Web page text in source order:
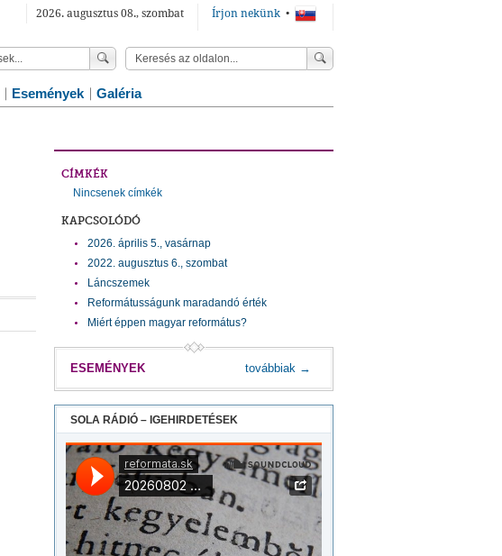
Írjon nekünk •
2026. augusztus 08., szombat
Események Galéria
CÍMKÉK
Nincsenek címkék
KAPCSOLÓDÓ
2026. április 5., vasárnap
2022. augusztus 6., szombat
Láncszemek
Reformátusságunk maradandó érték
Miért éppen magyar református?
ESEMÉNYEK továbbiak →
SOLA RÁDIÓ – IGEHIRDETÉSEK